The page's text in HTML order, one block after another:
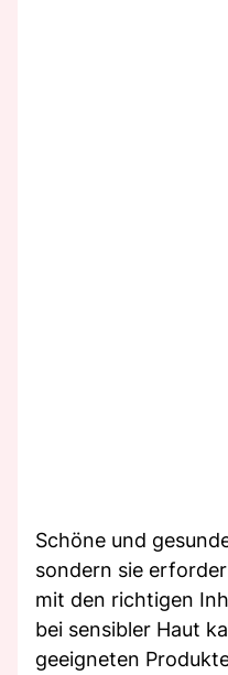
Schöne und
sondern sie
mit den richtigen
bei sensibler Haut
geeigneten